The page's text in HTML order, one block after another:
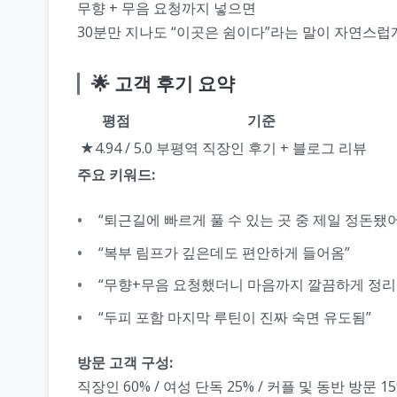
무향 + 무음 요청까지 넣으면
30분만 지나도 “이곳은 쉼이다”라는 말이 자연스럽
🌟 고객 후기 요약
평점
기준
★4.94 / 5.0 부평역 직장인 후기 + 블로그 리뷰
주요 키워드:
“퇴근길에 빠르게 풀 수 있는 곳 중 제일 정돈됐
“복부 림프가 깊은데도 편안하게 들어옴”
“무향+무음 요청했더니 마음까지 깔끔하게 정
“두피 포함 마지막 루틴이 진짜 숙면 유도됨”
방문 고객 구성:
직장인 60% / 여성 단독 25% / 커플 및 동반 방문